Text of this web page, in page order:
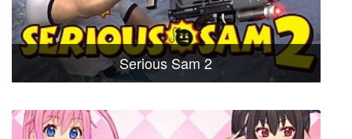
Serious Sam 2